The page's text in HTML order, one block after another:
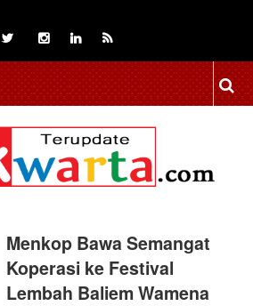
Menkop Bawa Semangat
Koperasi ke Festival
Lembah Baliem Wamena